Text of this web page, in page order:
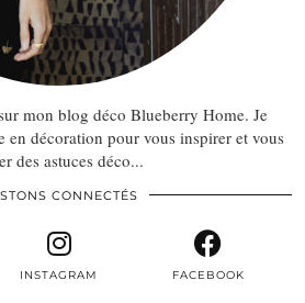
mon blog déco Blueberry Home. Je
en décoration pour vous inspirer et vous
des astuces déco...
CONNECTÉS
INSTAGRAM FACEBOOK